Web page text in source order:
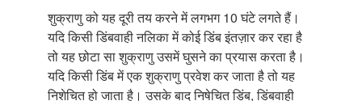
शुक्राणु को यह दूरी तय करने में लगभग 10 घंटे लगते हैं।
यदि किसी डिंबवाही नलिका में कोई डिंब इंतज़ार कर रहा है
तो यह छोटा सा शुक्राणु उसमें घुसने का प्रयास करता है।
यदि किसी डिंब में एक शुक्राणु प्रवेश कर जाता है तो यह
निशेचित हो जाता है। उसके बाद निषेचित डिंब, डिंबवाही